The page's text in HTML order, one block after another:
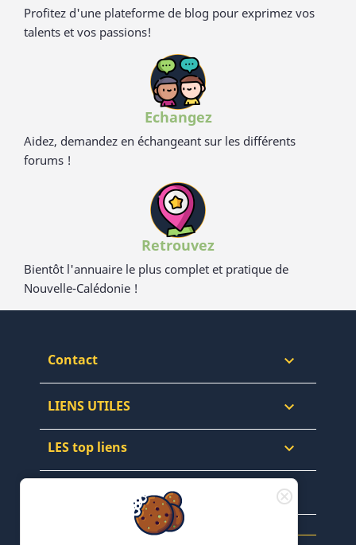
Profitez d'une plateforme de blog pour exprimez vos
talents et vos passions!
Echangez
Aidez, demandez en échangeant sur les différents
forums !
Retrouvez
Bientôt l'annuaire le plus complet et pratique de
Nouvelle-Calédonie !
Contact 
LIENS UTILES 
LES top liens 
NEWSLETTERS & WEB 